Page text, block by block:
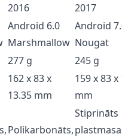
2016
2017
Android 6.0
Marshmallow
Android
Nougat
277 g
245 g
162 x 83 x
13.35 mm
159 x 83 x
mm
Polikarbonāts,
Stiprināts